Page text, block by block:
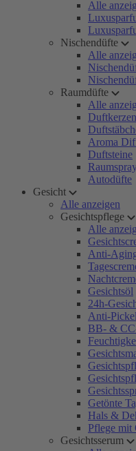
Alle
Nischendüfte
Alle
Raumdüfte
Alle
Duftkerzen
Aroma
Duftsteine
Autodüfte
Gesicht
Alle anzeigen
Gesichtspflege
Alle
Anti-
Gesichtsöl
24h-
Anti-
BB- &
Getönte
Hals &
Pflege mit
Gesichtsserum